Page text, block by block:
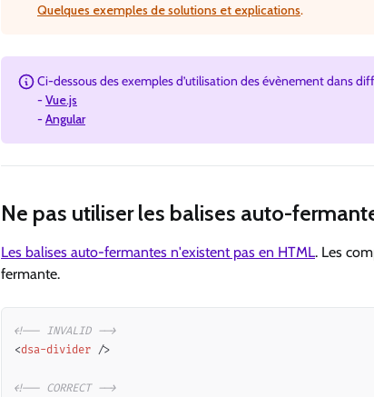
Quelques exemples de solutions et explications.
Ci-dessous des exemples d’utilisation des évènement dans
-Vue.js
-Angular
Ne pas utiliser les balises auto-
Les balises auto-fermantes n'existent pas en HTML. Les
fermante.
<!-- INVALID -->
<dsa-divider />
<!-- CORRECT -->